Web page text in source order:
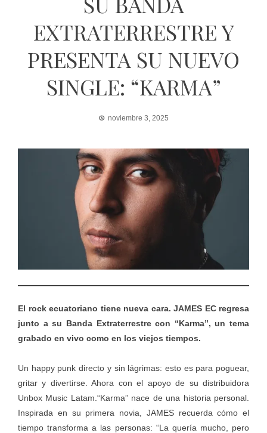
EXTRATERRESTRE Y
PRESENTA SU NUEVO
SINGLE: “KARMA”
noviembre 3, 2025
El rock ecuatoriano tiene nueva cara. JAMES EC regresa
junto a su Banda Extraterrestre con “Karma”, un tema
grabado en vivo como en los viejos tiempos.
Un happy punk directo y sin lágrimas: esto es para poguear,
gritar y divertirse. Ahora con el apoyo de su distribuidora
Unbox Music Latam.“Karma” nace de una historia personal.
Inspirada en su primera novia, JAMES recuerda cómo el
tiempo transforma a las personas: “La quería mucho, pero